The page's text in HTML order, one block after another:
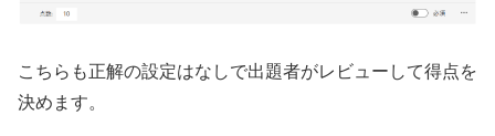
こちらも正解の設定はなしで出題者がレビューして得点を
決めます。